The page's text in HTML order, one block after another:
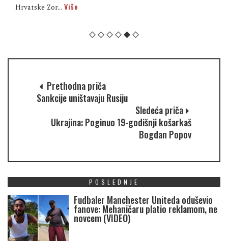
Hrvatske Zor... Više
Prethodna priča
Sankcije uništavaju Rusiju
Sledeća priča
Ukrajina: Poginuo 19-godišnji košarkaš
Bogdan Popov
POSLEDNJE
Fudbaler Manchester Uniteda oduševio
fanove: Mehaničaru platio reklamom, ne
novcem (VIDEO)